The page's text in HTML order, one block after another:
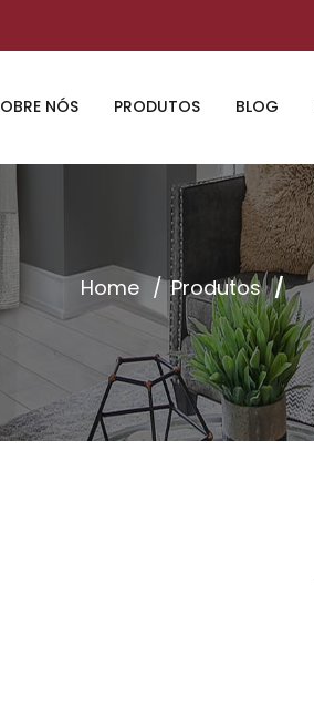
NÓS PRODUTOS BLOG
Home Produtos